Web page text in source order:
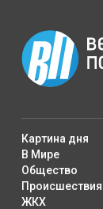
Картина дня
В Мире
Общество
Происшествия
ЖКХ